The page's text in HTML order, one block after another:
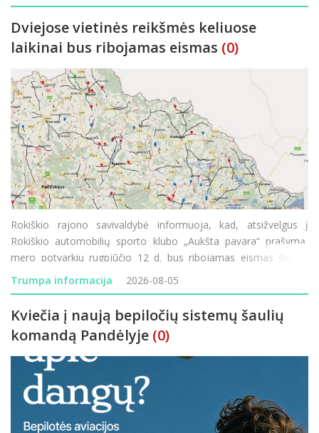
Dviejose vietinės reikšmės keliuose
laikinai bus ribojamas eismas (0)
Rokiškio rajono savivaldybė informuoja, kad, atsižvelgus į
Rokiškio automobilių sporto klubo „Aukšta pavara“ prašymą,
mero potvarkiu rugpjūčio 12 d. bus ribojamas eismas šiuose
rajono vietinės reikšmės keliuose: JD-70 „Prūseliai–Pa
Trumpa informacija 2026-08-05
Kviečia į naują bepiločių sistemų šaulių
komandą Pandėlyje (0)